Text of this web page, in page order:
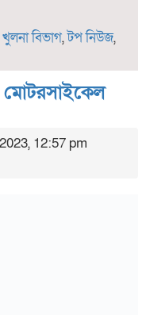
খুলনা বিভাগ,টপ নিউজ,
12:57 pm